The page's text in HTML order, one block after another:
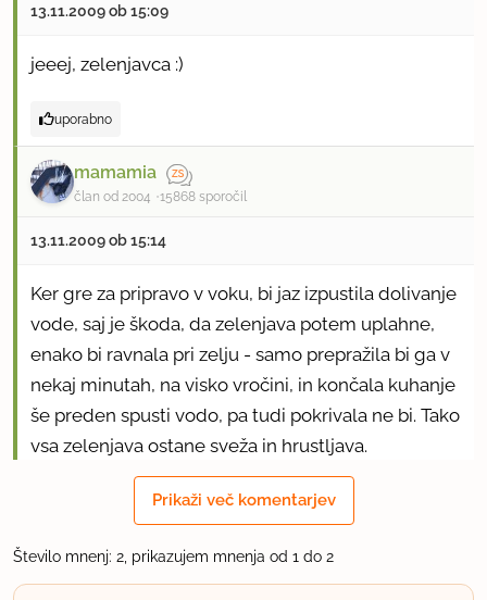
13.11.2009 ob 15:09
jeeej, zelenjavca :)
uporabno
mamamia
član od 2004 15868 sporočil
13.11.2009 ob 15:14
Ker gre za pripravo v voku, bi jaz izpustila dolivanje
vode, saj je škoda, da zelenjava potem uplahne,
enako bi ravnala pri zelju - samo prepražila bi ga v
nekaj minutah, na visko vročini, in končala kuhanje
še preden spusti vodo, pa tudi pokrivala ne bi. Tako
vsa zelenjava ostane sveža in hrustljava.
uporabno
Prikaži več komentarjev
Število mnenj: 2, prikazujem mnenja od 1 do 2